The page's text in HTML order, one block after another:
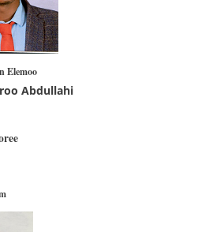
Huseen Elemoo
Abdullahi
Koree